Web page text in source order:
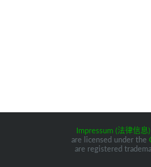
Impressum (法律信息)
are licensed under the
are registered